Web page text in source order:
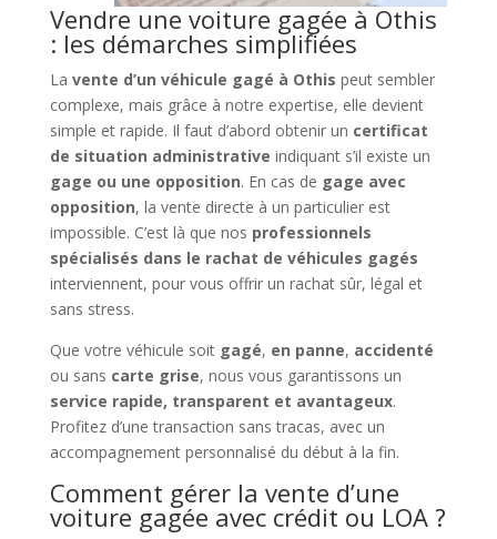
Vendre une voiture gagée à Othis
: les démarches simplifiées
La vente d’un véhicule gagé à Othis peut sembler
complexe, mais grâce à notre expertise, elle devient
simple et rapide. Il faut d’abord obtenir un certificat
de situation administrative indiquant s’il existe un
gage ou une opposition. En cas de gage avec
opposition, la vente directe à un particulier est
impossible. C’est là que nos professionnels
spécialisés dans le rachat de véhicules gagés
interviennent, pour vous offrir un rachat sûr, légal et
sans stress.
Que votre véhicule soit gagé, en panne, accidenté
ou sans carte grise, nous vous garantissons un
service rapide, transparent et avantageux.
Profitez d’une transaction sans tracas, avec un
accompagnement personnalisé du début à la fin.
Comment gérer la vente d’une
voiture gagée avec crédit ou LOA ?